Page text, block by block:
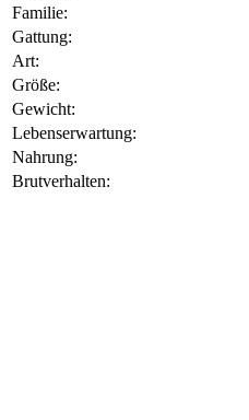
Familie:
Gattung:
Art:
Größe:
Gewicht:
Lebenserwartung:
Nahrung:
Brutverhalten: